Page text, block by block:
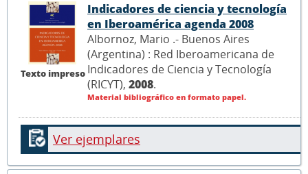
Texto impreso
Indicadores de ciencia y tecnología
en Iberoamérica agenda 2008
Albornoz, Mario .- Buenos Aires
(Argentina) : Red Iberoamericana de
Indicadores de Ciencia y Tecnología
(RICYT), 2008.
Material bibliográfico en formato papel.
Ver ejemplares